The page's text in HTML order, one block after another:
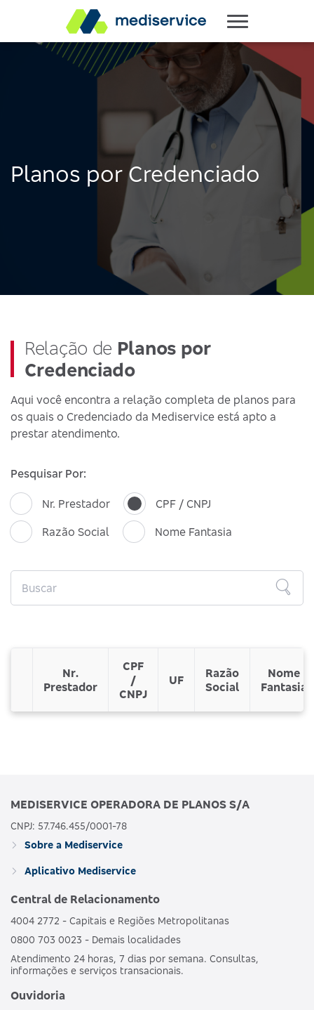
Planos por Credenciado
Relação de Planos por
Credenciado
Aqui você encontra a relação completa de planos para
os quais o Credenciado da Mediservice está apto a
prestar atendimento.
Pesquisar Por:
Nr. Prestador
CPF / CNPJ
Razão Social
Nome Fantasia
Nr.
Prestador
CPF
/
CNPJ
UF
Razão
Social
Nome
Fantasia
MEDISERVICE OPERADORA DE PLANOS S/A
CNPJ: 57.746.455/0001-78
Sobre a Mediservice
Aplicativo Mediservice
Central de Relacionamento
4004 2772 - Capitais e Regiões Metropolitanas
0800 703 0023 - Demais localidades
Atendimento 24 horas, 7 dias por semana. Consultas,
informações e serviços transacionais.
Ouvidoria